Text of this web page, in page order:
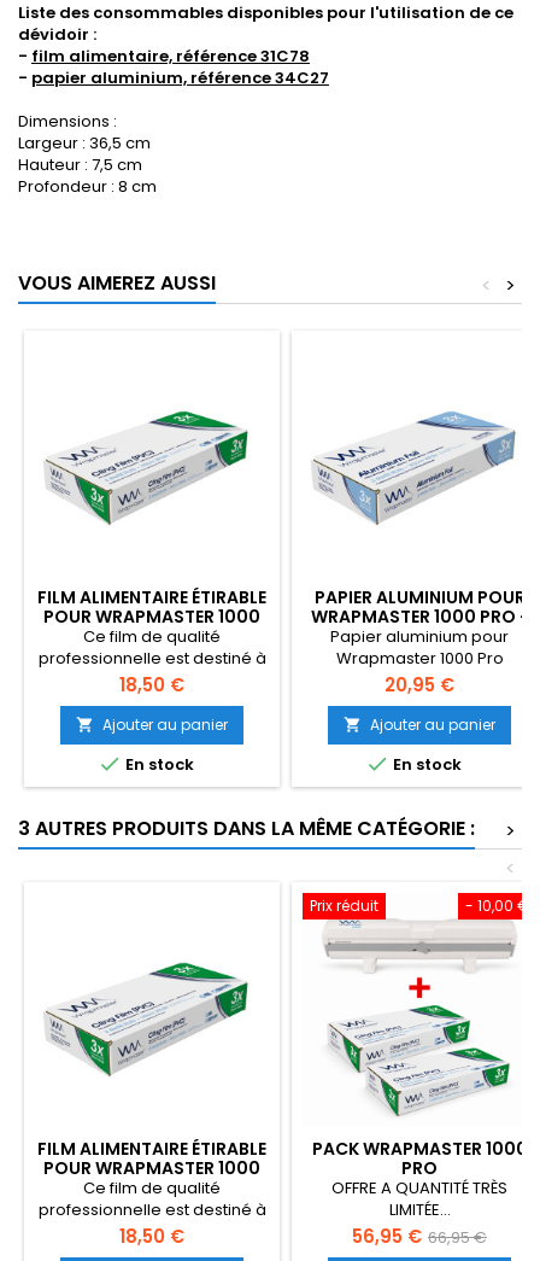
Liste des consommables disponibles pour l'utilisation de ce
dévidoir :
- film alimentaire, référence 31C78
- papier aluminium, référence 34C27
Dimensions :
Largeur : 36,5 cm
Hauteur : 7,5 cm
Profondeur : 8 cm
VOUS AIMEREZ AUSSI >
<
FILM ALIMENTAIRE ÉTIRABLE
POUR WRAPMASTER 1000
PRO - 31C78
Ce film de qualité
professionnelle est destiné à
être utilisé dans le dévidoir
Wrapmaster 1000 Pro et
chaque rouleau est fourni
avec son embout noir
indispensable au bon
fonctionnement du dévidoir.
Prix
18,50 €
 Ajouter au panier
 En stock
PAPIER ALUMINIUM POUR
WRAPMASTER 1000 PRO -
34C27
Papier aluminium pour
Wrapmaster 1000 Pro
Prix
20,95 €
 Ajouter au panier
 En stock
3 AUTRES PRODUITS DANS LA MÊME CATÉGORIE :
>
<
FILM ALIMENTAIRE ÉTIRABLE
POUR WRAPMASTER 1000
PRO - 31C78
Ce film de qualité
professionnelle est destiné à
être utilisé dans le dévidoir
Wrapmaster 1000 Pro et
Prix
18,50 €
- 10,00 €
Prix réduit
PACK WRAPMASTER 1000
PRO
OFFRE A QUANTITÉ TRÈS
LIMITÉE...
Prix
56,95 € Prix
66,95 €